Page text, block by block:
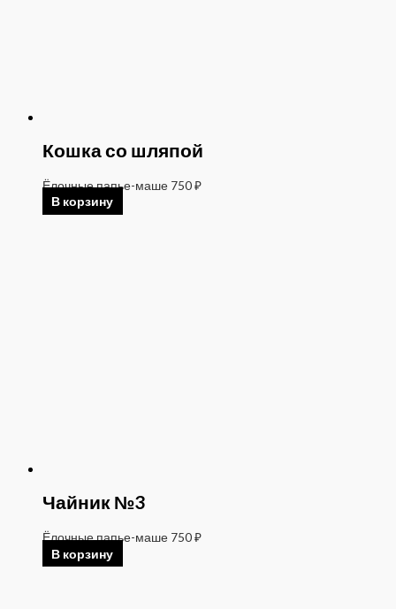
Кошка со шляпой
Ёлочные папье-маше 750₽
В корзину
Чайник №3
Ёлочные папье-маше 750₽
В корзину